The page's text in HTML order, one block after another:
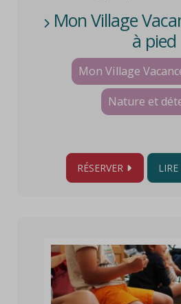
Mon Village
à pied
Mon Village
Nature et
RÉSERVER